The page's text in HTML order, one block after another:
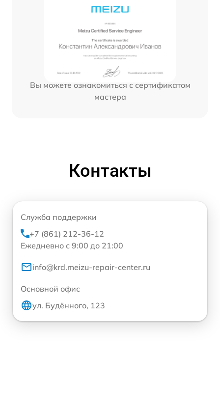
Вы можете ознакомиться с сертификатом
мастера
Контакты
Служба поддержки
+7 (861) 212-36-12
Ежедневно с 9:00 до 21:00
info@krd.meizu-repair-center.ru
Основной офис
ул. Будённого, 123